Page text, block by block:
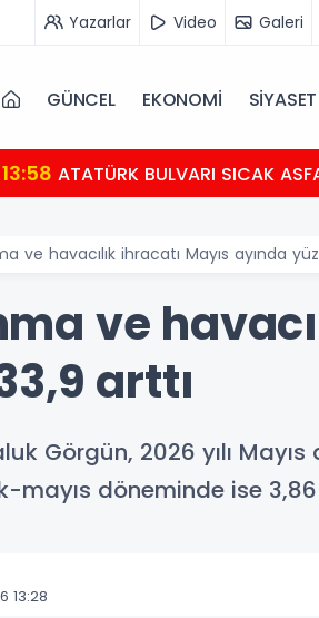
Yazarlar Video Galeri
GÜNCEL EKONOMİ SİYASET
BULVARI SICAK ASFALTLA
ve havacılık ihracatı Mayıs ayında
ve
arttı
Görgün, 2026 yılı
mayıs döneminde ise 3,86
13:28